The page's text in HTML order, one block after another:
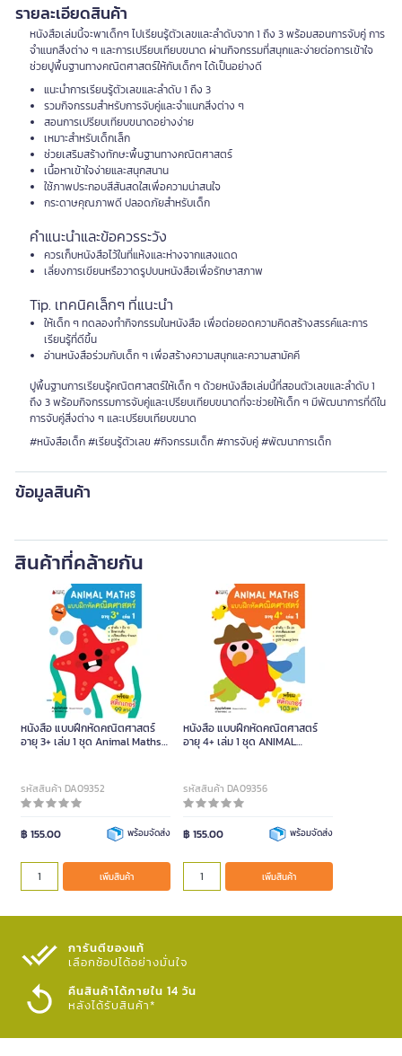
รายละเอียดสินค้า
หนังสือเล่มนี้จะพาเด็กๆ ไปเรียนรู้ตัวเลขและลำดับจาก 1 ถึง 3 พร้อมสอนการจับคู่ การ
จำแนกสิ่งต่าง ๆ และการเปรียบเทียบขนาด ผ่านกิจกรรมที่สนุกและง่ายต่อการเข้าใจ
ช่วยปูพื้นฐานทางคณิตศาสตร์ให้กับเด็กๆ ได้เป็นอย่างดี
แนะนำการเรียนรู้ตัวเลขและลำดับ 1 ถึง 3
รวมกิจกรรมสำหรับการจับคู่และจำแนกสิ่งต่าง ๆ
สอนการเปรียบเทียบขนาดอย่างง่าย
เหมาะสำหรับเด็กเล็ก
ช่วยเสริมสร้างทักษะพื้นฐานทางคณิตศาสตร์
เนื้อหาเข้าใจง่ายและสนุกสนาน
ใช้ภาพประกอบสีสันสดใสเพื่อความน่าสนใจ
กระดาษคุณภาพดี ปลอดภัยสำหรับเด็ก
คำแนะนำและข้อควรระวัง
ควรเก็บหนังสือไว้ในที่แห้งและห่างจากแสงแดด
เลี่ยงการเขียนหรือวาดรูปบนหนังสือเพื่อรักษาสภาพ
Tip. เทคนิคเล็กๆ ที่แนะนำ
ให้เด็ก ๆ ทดลองทำกิจกรรมในหนังสือ เพื่อต่อยอดความคิดสร้างสรรค์และการ
เรียนรู้ที่ดีขึ้น
อ่านหนังสือร่วมกับเด็ก ๆ เพื่อสร้างความสนุกและความสามัคคี
ปูพื้นฐานการเรียนรู้คณิตศาสตร์ให้เด็ก ๆ ด้วยหนังสือเล่มนี้ที่สอนตัวเลขและลำดับ 1
ถึง 3 พร้อมกิจกรรมการจับคู่และเปรียบเทียบขนาดที่จะช่วยให้เด็ก ๆ มีพัฒนาการที่ดีใน
การจับคู่สิ่งต่าง ๆ และเปรียบเทียบขนาด
#หนังสือเด็ก #เรียนรู้ตัวเลข #กิจกรรมเด็ก #การจับคู่ #พัฒนาการเด็ก
ข้อมูลสินค้า
สินค้าที่คล้ายกัน
หนังสือ แบบฝึกหัดคณิตศาสตร์
อายุ 3+ เล่ม 1 ชุด Animal Maths
รหัสสินค้า DA09352
฿ 155.00 พร้อมจัดส่ง
เพิ่มสินค้า
หนังสือ แบบฝึกหัดคณิตศาสตร์
อายุ 4+ เล่ม 1 ชุด ANIMAL
รหัสสินค้า DA09356
฿ 155.00 พร้อมจัดส่ง
เพิ่มสินค้า
การันตีของแท้
เลือกช้อปได้อย่างมั่นใจ​
คืนสินค้าได้ภายใน 14 วัน
หลังได้รับสินค้า*